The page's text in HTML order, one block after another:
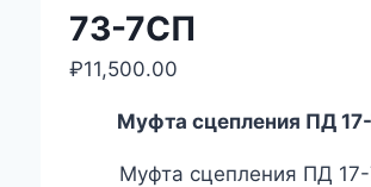
73-7СП
₽11,500.00
Муфта сцепления ПД
Муфта сцепления ПД